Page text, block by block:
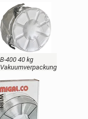
B-400 40 kg
Vakuumverpackung